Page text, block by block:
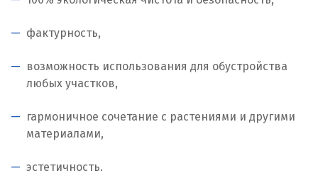
Когалым
Коелга
Коломна
Кострома
Красногорск
фактурность,
возможность использования для обустройства
любых участков,
гармоничное сочетание с растениями и другими
материалами,
эстетичность.